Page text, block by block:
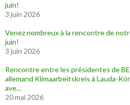
juin!
3 juin 2026
Venez nombreux à la rencontre de
juin!
3 juin 2026
Rencontre entre les présidentes de
allemand Klimaarbeitskreis à Lauda-
ave...
20 mai 2026